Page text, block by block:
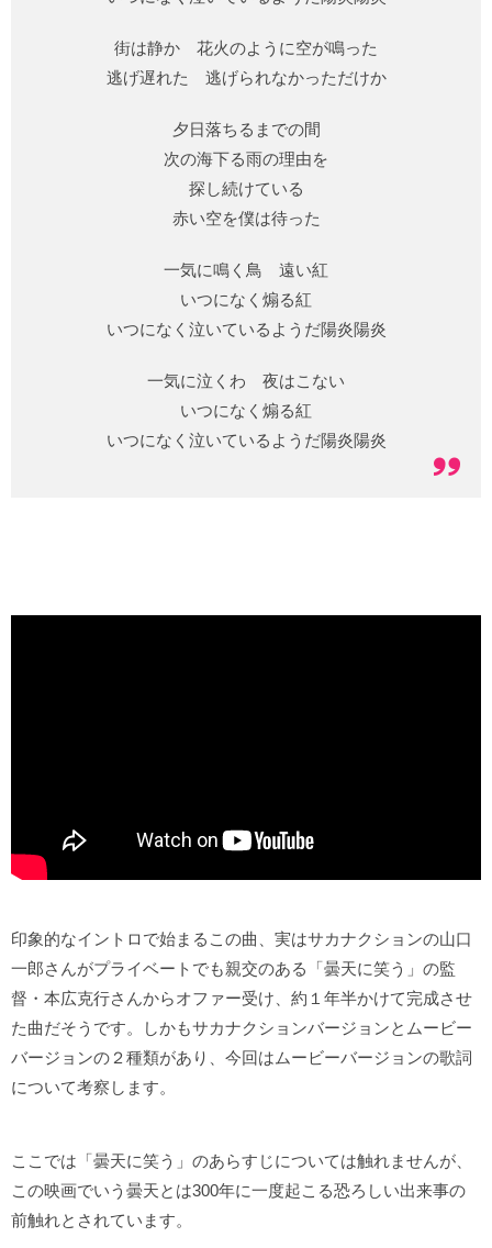
街は静か 花火のように空が鳴った
逃げ遅れた 逃げられなかっただけか
夕日落ちるまでの間
次の海下る雨の理由を
探し続けている
赤い空を僕は待った
一気に鳴く鳥 遠い紅
いつになく煽る紅
いつになく泣いているようだ陽炎陽炎
一気に泣くわ 夜はこない
いつになく煽る紅
いつになく泣いているようだ陽炎陽炎
印象的なイントロで始まるこの曲、実はサカナクションの山口
一郎さんがプライベートでも親交のある「曇天に笑う」の監
督・本広克行さんからオファー受け、約１年半かけて完成させ
た曲だそうです。しかもサカナクションバージョンとムービー
バージョンの２種類があり、今回はムービーバージョンの歌詞
について考察します。
ここでは「曇天に笑う」のあらすじについては触れませんが、
この映画でいう曇天とは300年に一度起こる恐ろしい出来事の
前触れとされています。